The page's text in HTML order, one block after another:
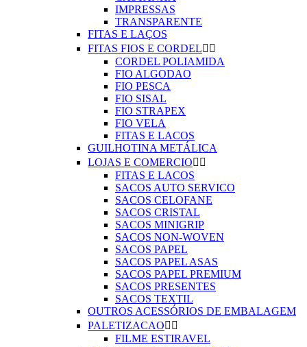
IMPRESSAS
TRANSPARENTE
FITAS E LAÇOS
FITAS FIOS E CORDEL 
CORDEL POLIAMIDA
FIO ALGODAO
FIO PESCA
FIO SISAL
FIO STRAPEX
FIO VELA
FITAS E LACOS
GUILHOTINA METÁLICA
LOJAS E COMERCIO 
FITAS E LACOS
SACOS AUTO SERVICO
SACOS CELOFANE
SACOS CRISTAL
SACOS MINIGRIP
SACOS NON-WOVEN
SACOS PAPEL
SACOS PAPEL ASAS
SACOS PAPEL PREMIUM
SACOS PRESENTES
SACOS TEXTIL
OUTROS ACESSÓRIOS DE EMBALAGEM
PALETIZACAO 
FILME ESTIRAVEL